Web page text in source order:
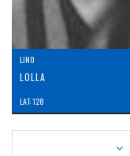
LINO
LOLLA
LAT: 128